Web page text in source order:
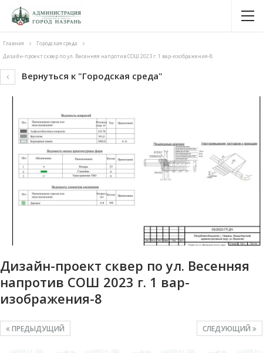
Главная
Городская среда
Дизайн-проект сквер по ул. Весенняя напротив СОШ 2023 г. 1 вар-изображения-8
Вернуться к "Городская среда"
Дизайн-проект сквер по ул. Весенняя
напротив СОШ 2023 г. 1 вар-
изображения-8
СЛЕДУЮЩИЙ
ПРЕДЫДУЩИЙ